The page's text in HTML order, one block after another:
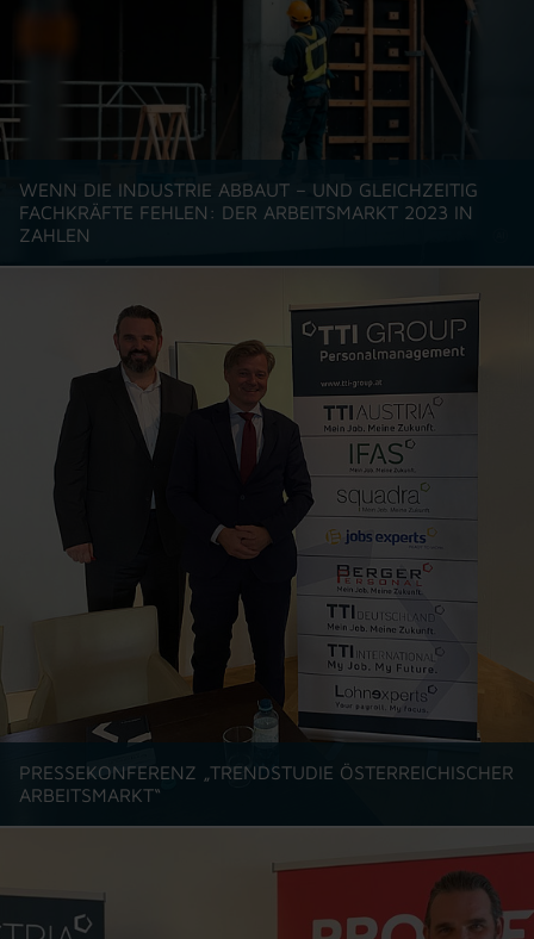
WENN DIE INDUSTRIE ABBAUT – UND GLEICHZEITIG
FACHKRÄFTE FEHLEN: DER ARBEITSMARKT 2023 IN
ZAHLEN
PRESSEKONFERENZ „TRENDSTUDIE ÖSTERREICHISCHER
ARBEITSMARKT“